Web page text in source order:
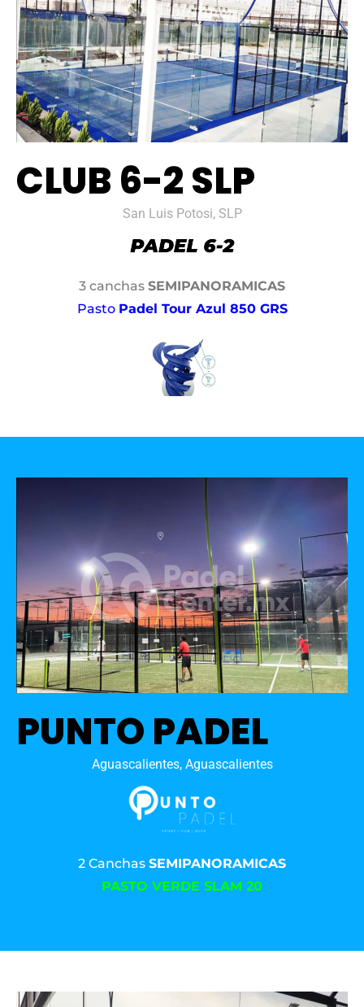
CLUB 6-2 SLP
San Luis Potosi, SLP
3 canchas SEMIPANORAMICAS
Pasto Padel Tour Azul 850 GRS
PUNTO PADEL
Aguascalientes, Aguascalientes
2 Canchas SEMIPANORAMICAS
PASTO VERDE SLAM 20